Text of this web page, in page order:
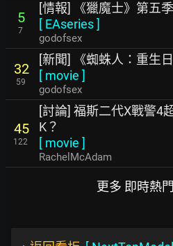
5
7
[情報] 《獵魔士》第五
[ EAseries]
godofsex
32
59
[新聞] 《蜘蛛人：重生
[ movie ]
godofsex
45
122
[討論] 福斯二代X戰警4
K？
[ movie ]
RachelMcAdam
更多 即時熱